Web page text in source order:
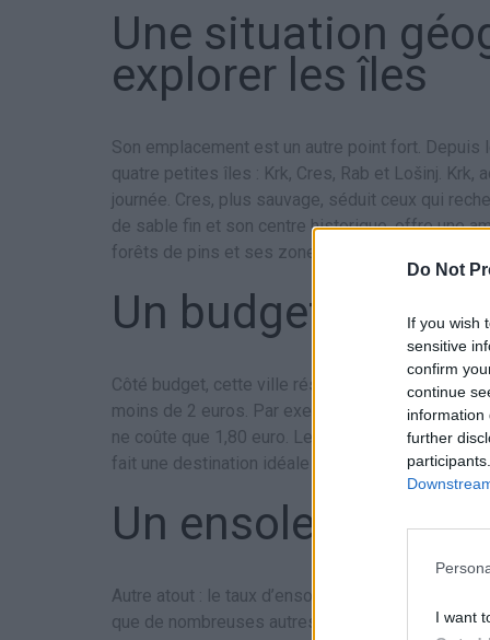
Do Not
If you wish
sensitive
confirm
continue
information
further
I want
Une situation
explorer les îles
Son emplacement est un autre point fort.
quatre petites îles : Krk, Cres, Rab et Lošinj. Krk,
journée. Cres, plus sauvage, séduit ceux qui
de sable fin et son centre historique, offre une
forêts de pins et ses zones d’observation des
Un budget
Côté budget, cette ville réserve de bonnes
moins de 2 euros. Par exemple, dans certains
ne coûte que 1,80 euro. Les plats de poisson et
fait une destination idéale pour les petits
Un
Autre atout : le taux d’ensoleillement. La ville
que de nombreuses autres villes d’Europe